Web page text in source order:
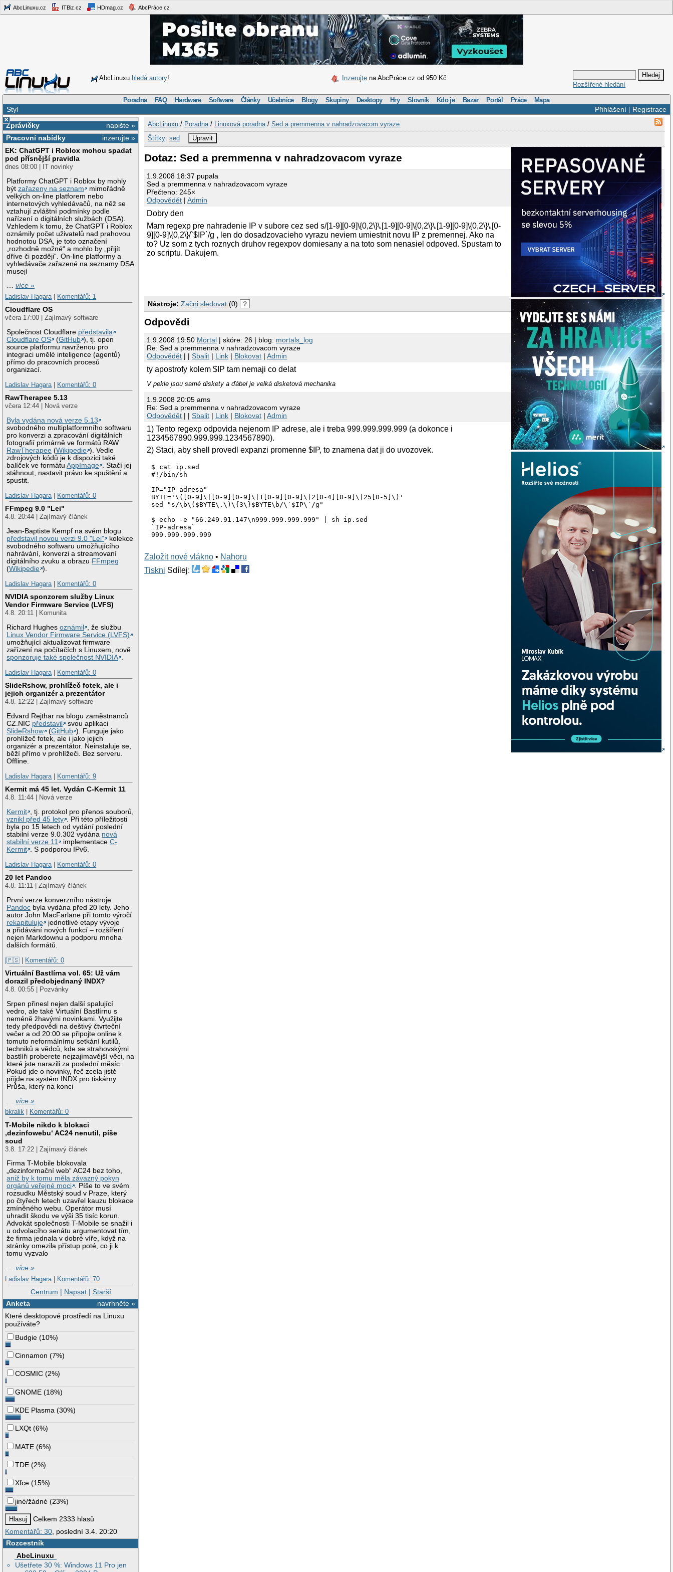
AbcLinuxu.cz ITBiz.cz HDmag.cz AbcPráce.cz
AbcLinuxu hledá autory! Inzerujte na AbcPráce.cz od 950 Kč
Rozšířené hledání
Poradna FAQ Hardware Software Články Učebnice Blogy Skupiny Desktopy Hry Slovník Kdo je Bazar Portál Práce Mapa
Přihlášení| Registrace
Styl
×
napište »
Zprávičky
inzerujte »
Pracovní nabídky
EK: ChatGPT i Roblox mohou spadat
pod přísnější pravidla
dnes 08:00 | IT novinky
Platformy ChatGPT i Roblox by mohly
býtzařazeny na seznam
mimořádně
velkých on-line platforem nebo
internetových vyhledávačů, na něž se
vztahují zvláštní podmínky podle
nařízení o digitálních službách (DSA).
Vzhledem k tomu, že ChatGPT i Roblox
oznámily počet uživatelů nad prahovou
hodnotou DSA, je toto označení
„rozhodně možné“ a mohlo by „přijít
dříve či později“. On-line platformy a
vyhledávače zařazené na seznamy DSA
musejí
…více »
Ladislav Hagara
Komentářů: 1
Cloudflare OS
včera 17:00 | Zajímavý software
Společnost Cloudflare představila
Cloudflare OS
(GitHub ), tj. open
source platformu navrženou pro
integraci umělé inteligence (agentů)
přímo do pracovních procesů
organizací.
Ladislav Hagara
Komentářů: 0
RawTherapee 5.13
včera 12:44 | Nová verze
Byla vydána nová verze 5.13
svobodného multiplatformního softwaru
pro konverzi a zpracování digitálních
fotografií primárně ve formátů RAW
RawTherapee (Wikipedie ). Vedle
zdrojových kódů je k dispozici také
balíček ve formátuAppImage . Stačí jej
stáhnout, nastavit právo ke spuštění a
spustit.
Ladislav Hagara
Komentářů: 0
FFmpeg 9.0 "Lei"
4.8. 20:44 | Zajímavý článek
Jean-Baptiste Kempf na svém blogu
představil novou verzi 9.0 "Lei"
kolekce
svobodného softwaru umožňujícího
nahrávání, konverzi a streamovaní
digitálního zvuku a obrazu FFmpeg
(Wikipedie ).
Ladislav Hagara
Komentářů: 0
NVIDIA sponzorem služby Linux
Vendor Firmware Service (LVFS)
4.8. 20:11 | Komunita
Richard Hughesoznámil
, že službu
Linux Vendor Firmware Service (LVFS)
umožňující aktualizovat firmware
zařízení na počítačích s Linuxem, nově
sponzoruje také společnost NVIDIA .
Ladislav Hagara | Komentářů: 0
SlideRshow, prohlížeč fotek, ale i
jejich organizér a prezentátor
4.8. 12:22 | Zajímavý software
Edvard Rejthar na blogu zaměstnanců
CZ.NIC představil
svou aplikaci
SlideRshow
(GitHub ). Funguje jako
prohlížeč fotek, ale i jako jejich
organizér a prezentátor. Neinstaluje se,
běží přímo v prohlížeči. Bez serveru.
Offline.
Ladislav Hagara | Komentářů: 9
Kermit má 45 let. Vydán C-Kermit 11
4.8. 11:44 | Nová verze
Kermit , tj. protokol pro přenos souborů,
vznikl před 45 lety . Při této příležitosti
byla po 15 letech od vydání poslední
stabilní verze 9.0.302 vydána nová
stabilní verze 11
implementaceC-
Kermit . S podporou IPv6.
Ladislav Hagara | Komentářů: 0
20 let Pandoc
4.8. 11:11 | Zajímavý článek
První verze konverzního nástroje
Pandoc byla vydána před 20 lety. Jeho
autor John MacFarlane při tomto výročí
rekapituluje
jednotlivé etapy vývoje
a přidávání nových funkcí – rozšíření
nejen Markdownu a podporu mnoha
dalších formátů.
|🇵🇸 | Komentářů: 0
Virtuální Bastlírna vol. 65: Už vám
dorazil předobjednaný INDX?
4.8. 00:55 | Pozvánky
Srpen přinesl nejen další spalující
vedro, ale také Virtuální Bastlírnu s
neméně žhavými novinkami. Využijte
tedy předpovědi na deštivý čtvrteční
večer a od 20:00 se připojte online k
tomuto neformálnímu setkání kutilů,
techniků a vědců, kde se strahovskými
bastlíři proberete nejzajímavější věci, na
které jste narazili za poslední měsíc.
Pokud jde o novinky, řeč zcela jistě
přijde na systém INDX pro tiskárny
Průša, který na konci
…více »
bkralik
Komentářů: 0
T-Mobile nikdo k blokaci
‚dezinfowebu‘ AC24 nenutil, píše
soud
3.8. 17:22 | Zajímavý článek
Firma T-Mobile blokovala
„dezinformační web“ AC24 bez toho,
aniž by k tomu měla závazný pokyn
orgánů veřejné moci . Píše to ve svém
rozsudku Městský soud v Praze, který
po čtyřech letech uzavřel kauzu blokace
zmíněného webu. Operátor musí
uhradit škodu ve výši 35 tisíc korun.
Advokát společnosti T-Mobile se snažil i
u odvolacího senátu argumentovat tím,
že firma jednala v dobré víře, když na
stránky omezila přístup poté, co ji k
tomu vyzvalo
…více »
Ladislav Hagara | Komentářů: 70
Centrum | Napsat| Starší
navrhněte »
Anketa
Které desktopové prostředí na Linuxu
používáte?
Budgie (10%)
Cinnamon (7%)
COSMIC (2%)
GNOME (18%)
KDE Plasma (30%)
LXQt (6%)
MATE (6%)
TDE (2%)
Xfce (15%)
jiné/žádné (23%)
Celkem 2333 hlasů
Komentářů: 30, poslední 3.4. 20:20
Rozcestník
AbcLinuxu
Ušetřete 30 %: Windows 11 Pro jen
AbcLinuxu:/ Poradna/ Linuxová poradna/ Sed a premmenna v nahradzovacom vyraze
Štítky: sed Upravit
Dotaz: Sed a premmenna v nahradzovacom vyraze
1.9.2008 18:37 pupala
Sed a premmenna v nahradzovacom vyraze
Přečteno: 245×
Odpovědět |Admin
Dobry den
Mam regexp pre nahradenie IP v subore cez sed s/[1-9][0-9]\{0,2\}\.[1-9][0-9]\{0,2\}\.[1-9][0-9]\{0,2\}\.[0-
9][0-9]\{0,2\}/`$IP`/g , len do dosadzovacieho vyrazu neviem umiestnit novu IP z premennej. Ako na
to? Uz som z tych roznych druhov regexpov domiesany a na toto som nenasiel odpoved. Spustam to
zo scriptu. Dakujem.
Nástroje: Začni sledovat (0) ?
Odpovědi
1.9.2008 19:50 Mortal | skóre: 26 | blog: mortals_log
Re: Sed a premmenna v nahradzovacom vyraze
Odpovědět | |Sbalit | Link | Blokovat |Admin
ty apostrofy kolem $IP tam nemaji co delat
V pekle jsou samé diskety a ďábel je velká disketová mechanika
1.9.2008 20:05 ams
Re: Sed a premmenna v nahradzovacom vyraze
Odpovědět | |Sbalit | Link | Blokovat |Admin
1) Tento regexp odpovida nejenom IP adrese, ale i treba 999.999.999.999 (a dokonce i
1234567890.999.999.1234567890).
2) Staci, aby shell provedl expanzi promenne $IP, to znamena dat ji do uvozovek.
$ cat ip.sed
#!/bin/sh
IP="IP-adresa"
BYTE='\([0-9]\|[0-9][0-9]\|1[0-9][0-9]\|2[0-4][0-9]\|25[0-5]\)'
sed "s/\b\($BYTE\.\)\{3\}$BYTE\b/\`$IP\`/g"
$ echo -e "66.249.91.147\n999.999.999.999" | sh ip.sed
`IP-adresa`
Založit nové vlákno • Nahoru
Tiskni Sdílej: